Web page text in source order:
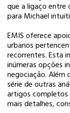
que a ligaço entre
para Michael
EMIS oferece
urbanos
recorrentes. Esta
inúmeras opções
negociação. Além
série de outras
artigos
mais detalhes,